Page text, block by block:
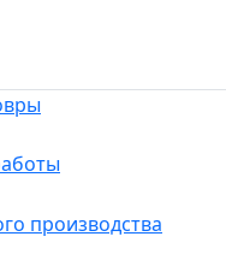
производства